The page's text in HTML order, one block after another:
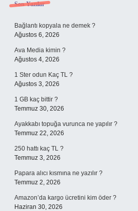
Sidebar
Son Yazılar
Bağlantı kopyala ne demek ?
Ağustos 6, 2026
Ava Media kimin ?
Ağustos 4, 2026
1 Ster odun Kaç TL ?
Ağustos 3, 2026
1 GB kaç bittir ?
Temmuz 30, 2026
Ayakkabı topuğa vurunca ne yapılır ?
Temmuz 22, 2026
250 hattı kaç TL ?
Temmuz 3, 2026
Papara alıcı kısmına ne yazılır ?
Temmuz 2, 2026
Amazon’da kargo ücretini kim öder ?
Haziran 30, 2026